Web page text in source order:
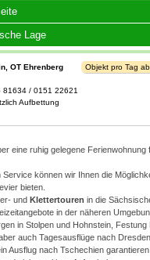
Lage
OT Ehrenberg
81634 / 0151 22621
Aufbettung
Objekt pro Tag
eine ruhig gelegene Ferienwohnung
Service können wir Ihnen die
bieten.
und Klettertouren in die
in der näheren
in Stolpen und Hohnstein, Festung
auch Tagesausflüge nach
Ausflug nach Tschechien